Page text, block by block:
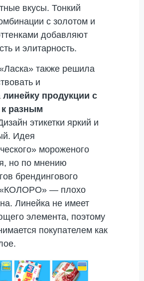
вкусы. Тонкий
с золотом и
добавляют
и элитарность.
также решила
и
линейку продукции с
разным
этикетки яркий и
Идея
мороженого
но по мнению
брендингового
«КОЛОРО» — плохо
Линейка не имеет
элемента, поэтому
покупателем как